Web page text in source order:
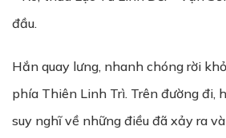
đầu.
Hắn quay lưng, nhanh chóng rời
phía Thiên Linh Trì. Trên đường đi,
suy nghĩ về những điều đã xảy ra